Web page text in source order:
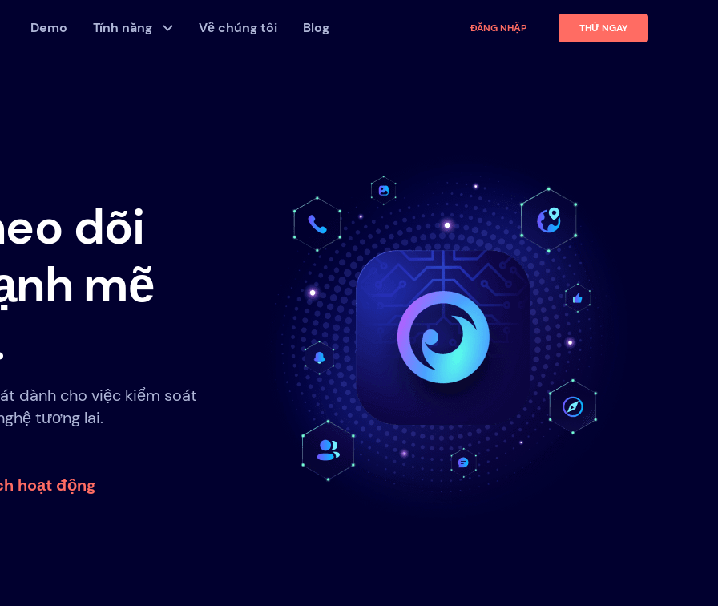
Demo Tính năng Về chúng tôi Blog ĐĂNG NHẬP THỬ NGAY
dõi
mẽ
dành cho việc kiểm soát
tương lai.
hoạt động